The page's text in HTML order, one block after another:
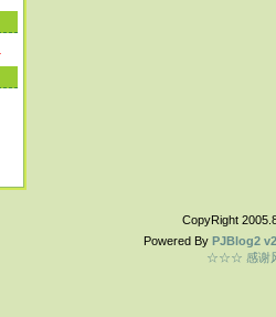
CopyRight
Powered By PJBlog2
☆☆☆ 感谢